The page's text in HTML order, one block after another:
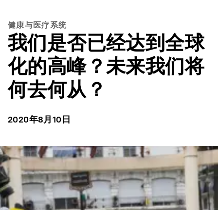
健康与医疗系统
我们是否已经达到全球
化的高峰？未来我们将
何去何从？
2020年8月10日